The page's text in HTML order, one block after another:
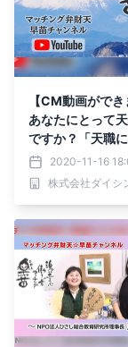
【CM動画ができ
あなたにとって
ですか？「天職
られる方との対談
for you tube～ ど
ントにされてくだ
2020-11-16
株式会社ダイシ